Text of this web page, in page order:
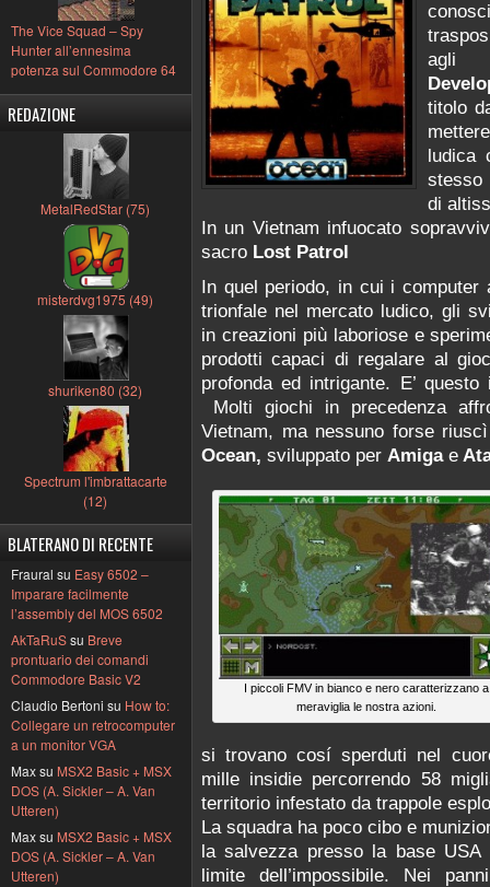
The Vice Squad – Spy
Hunter all’ennesima
potenza sul Commodore 64
REDAZIONE
MetalRedStar (75)
misterdvg1975 (49)
shuriken80 (32)
Spectrum l'imbrattacarte
(12)
BLATERANO DI RECENTE
Fraural su Easy 6502 –
Imparare facilmente
l’assembly del MOS 6502
AkTaRuSsu Breve
prontuario dei comandi
Commodore Basic V2
Claudio Bertoni su How to:
Collegare un retrocomputer
a un monitor VGA
Max su MSX2 Basic + MSX
DOS (A. Sickler – A. Van
Utteren)
Max su MSX2 Basic + MSX
DOS (A. Sickler – A. Van
Utteren)
agli
titolo
ludica
stesso
di
In un Vietnam infuocato
sacro Lost Patrol
In quel periodo, in cui i
trionfale nel mercato ludico, gli
in creazioni più laboriose e
prodotti capaci di regalare al
profonda ed intrigante. E’
Molti giochi in precedenza
Vietnam, ma nessuno forse
Ocean, sviluppato per Amigae
I piccoli FMV in bianco e nero caratterizzano a
meraviglia le nostra azioni.
si trovano cosí sperduti nel
mille insidie percorrendo 58
territorio infestato da trappole
La squadra ha poco cibo e
la salvezza presso la base
limite dell’impossibile. Nei